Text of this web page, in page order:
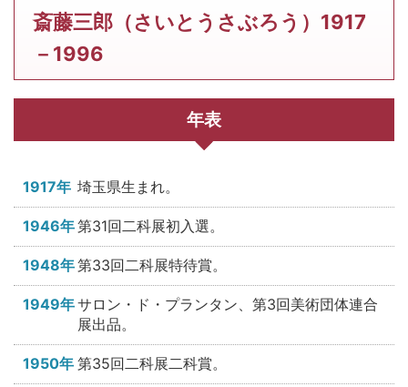
斎藤三郎（さいとうさぶろう）1917
－1996
年表
1917年 埼玉県生まれ。
1946年第31回二科展初入選。
1948年第33回二科展特待賞。
1949年サロン・ド・プランタン、第3回美術団体連合
展出品。
1950年 第35回二科展二科賞。